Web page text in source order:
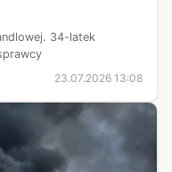
34-latek
23.07.2026 13:08